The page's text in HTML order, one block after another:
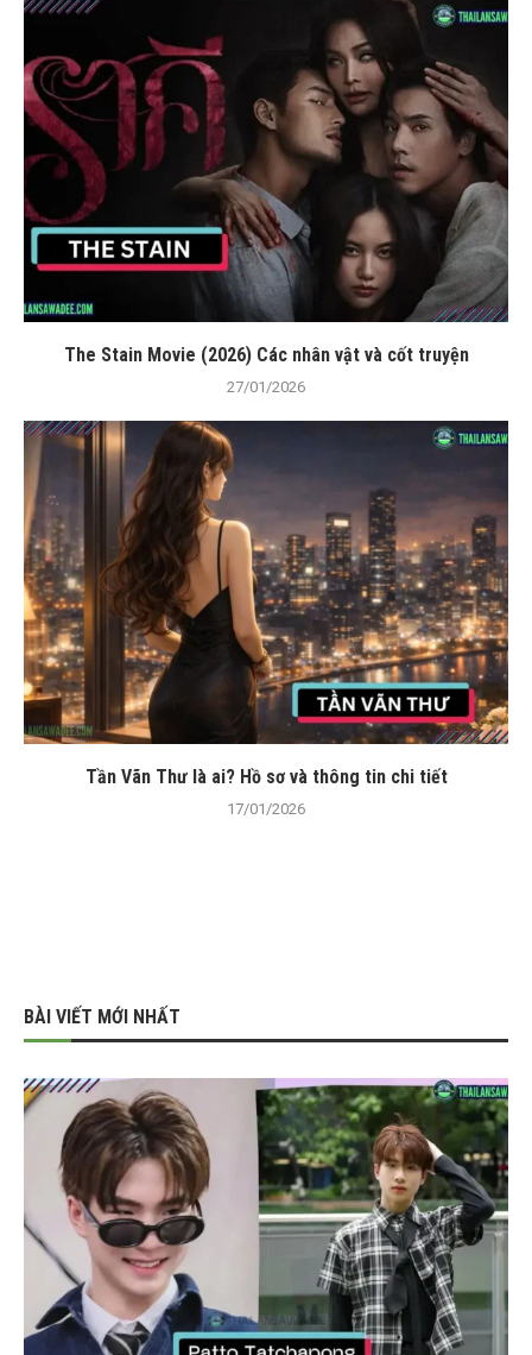
The Stain Movie (2026) Các nhân vật và cốt truyện
27/01/2026
Tần Vãn Thư là ai? Hồ sơ và thông tin chi tiết
17/01/2026
BÀI VIẾT MỚI NHẤT